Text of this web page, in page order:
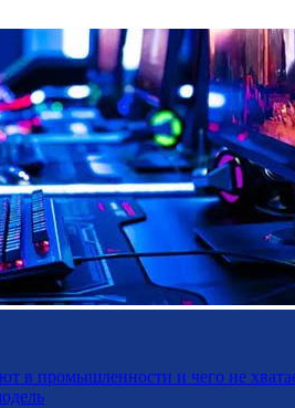
в промышленности и чего не